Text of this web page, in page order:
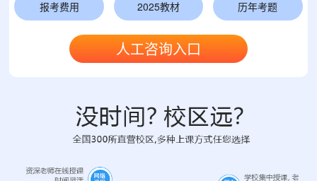
报考费用 2025教材 历年考题
人工咨询入口